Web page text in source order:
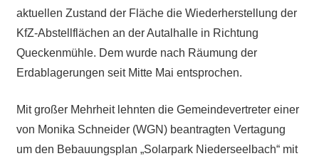
aktuellen Zustand der Fläche die Wiederherstellung der
KfZ-Abstellflächen an der Autalhalle in Richtung
Queckenmühle. Dem wurde nach Räumung der
Erdablagerungen seit Mitte Mai entsprochen.
Mit großer Mehrheit lehnten die Gemeindevertreter einer
von Monika Schneider (WGN) beantragten Vertagung
um den Bebauungsplan „Solarpark Niederseelbach“ mit